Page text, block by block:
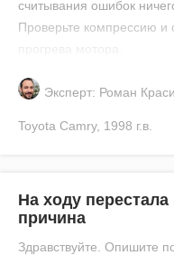
считывания ошибок
Проверьте компрессию
Эксперт: Роман
Toyota Camry, 1998 г.в.
На ходу
причина
Здравствуйте. Опишите